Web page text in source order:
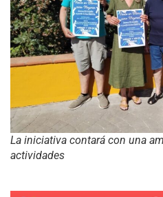
La iniciativa contará con una
actividades